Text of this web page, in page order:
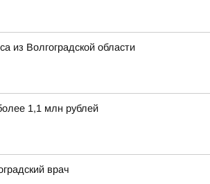
из Волгоградской области
1,1 млн рублей
врач